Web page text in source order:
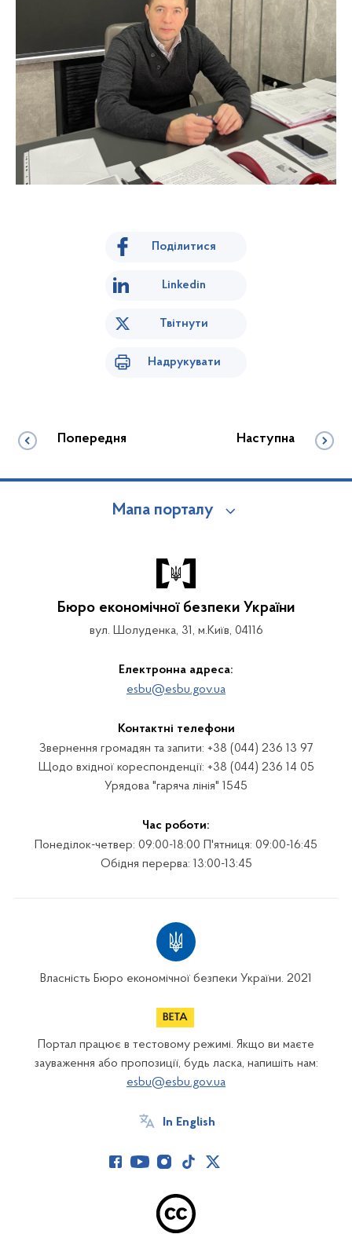
Поділитися
Linkedin
Твітнути
Надрукувати
Попередня Наступна
Мапа порталу
Бюро економічної безпеки України
вул. Шолуденка, 31, м.Київ, 04116
Електронна адреса:
esbu@esbu.gov.ua
Контактні телефони
Звернення громадян та запити: +38 (044) 236 13 97
Щодо вхідної кореспонденції: +38 (044) 236 14 05
Урядова "гаряча лінія" 1545
Час роботи:
Понеділок-четвер: 09:00-18:00 П'ятниця: 09:00-16:45
Обідня перерва: 13:00-13:45
Власність Бюро економічної безпеки України. 2021
Портал працює в тестовому режимі. Якщо ви маєте
зауваження або пропозиції, будь ласка, напишіть нам:
esbu@esbu.gov.ua
In English